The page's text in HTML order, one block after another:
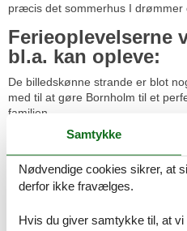
præcis det sommerhus I drømmer
Ferieoplevelserne
bl.a. kan opleve:
De billedskønne strande er blot
med til at gøre Bornholm til et
familien.
Sprækkedalen Kobbeå mellem
smukt sted. På en vandretur her
interessante vegetation.
Et af de meste kendte museer på
Kunstmuseum. De fleste af de
kunstnere, men man kan også
Samtykke
Nødvendige cookies sikrer, at
derfor ikke fravælges.
Hvis du giver samtykke til, at